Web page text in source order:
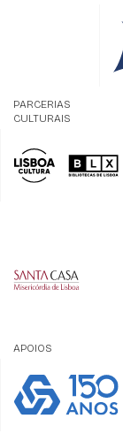
PARCERIAS
CULTURAIS
APOIOS